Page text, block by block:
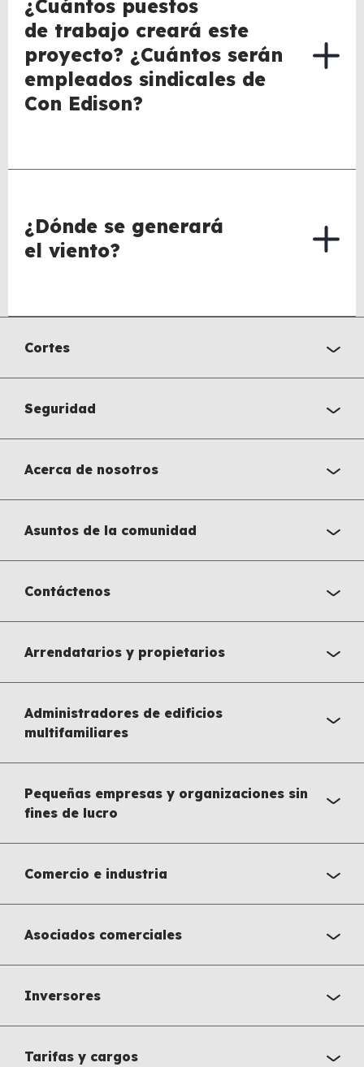
¿Cuántos puestos
de trabajo creará este
proyecto? ¿Cuántos serán
empleados sindicales de
Con Edison?
¿Dónde se generará
el viento?
Cortes
Seguridad
Acerca de nosotros
Asuntos de la comunidad
Contáctenos
Arrendatarios y propietarios
Administradores de edificios
multifamiliares
Pequeñas empresas y organizaciones sin
fines de lucro
Comercio e industria
Asociados comerciales
Inversores
Tarifas y cargos